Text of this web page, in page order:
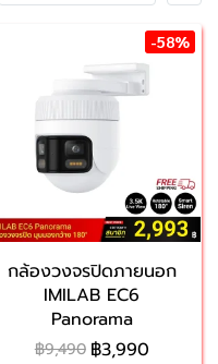
-58%
กล้องวงจรปิดภายนอก
IMILAB EC6
Panorama
฿9,490 ฿3,990